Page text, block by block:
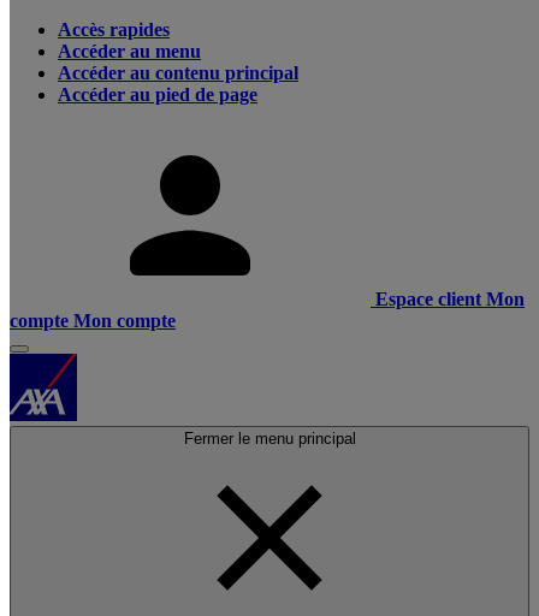
Accès rapides
Accéder au menu
Accéder au contenu principal
Accéder au pied de page
Espace client Mon
compte Mon compte
Fermer le menu principal